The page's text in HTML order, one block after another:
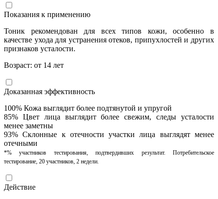
Показания к применению
Тоник рекомендован для всех типов кожи, особенно в
качестве ухода для устранения отеков, припухлостей и других
признаков усталости.
Возраст: от 14 лет
Доказанная эффективность
100% Кожа выглядит более подтянутой и упругой
85% Цвет лица выглядит более свежим, следы усталости
менее заметны
93% Склонные к отечности участки лица выглядят менее
отечными
*% участников тестирования, подтвердивших результат. Потребительское
тестирование, 20 участников, 2 недели.
Действие